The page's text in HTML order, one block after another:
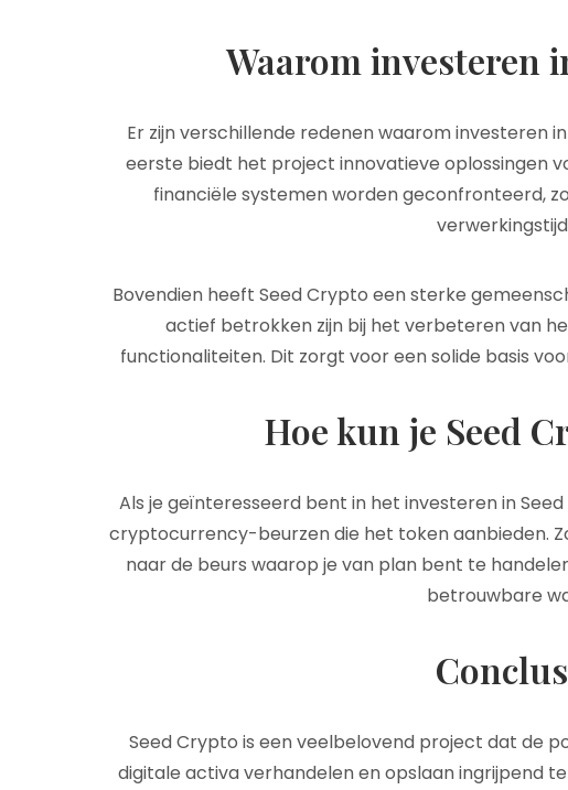
Waarom investeren
Er zijn verschillende redenen waarom investeren
eerste biedt het project innovatieve oplossingen
financiële systemen worden geconfronteerd,
Bovendien heeft Seed Crypto een sterke
actief betrokken zijn bij het verbeteren van
functionaliteiten. Dit zorgt voor een solide basis
Hoe kun je Seed
Als je geïnteresseerd bent in het investeren in
cryptocurrency-beurzen die het token aanbieden.
naar de beurs waarop je van plan bent te
betrouwbare
Seed Crypto is een veelbelovend project dat de
digitale activa verhandelen en opslaan ingrijpend